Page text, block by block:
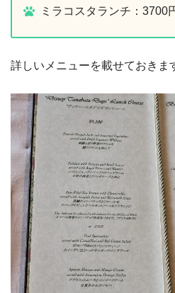
ミラコスタランチ：3700
詳しいメニューを載せておきま